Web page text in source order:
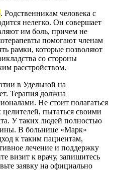
. Родственникам человека с
нелегко. Он совершает
им боль, причем не
помогают членам
рамки, которые позволяют
со стороны
расстройством.
в Удельной на
Терапия должна
Не стоит полагаться
пытаться своими
У таких людей полностью
В больнице «Марк»
к таким пациентам,
лечение и поддержку
визит к врачу, запишитесь
заявку на официально